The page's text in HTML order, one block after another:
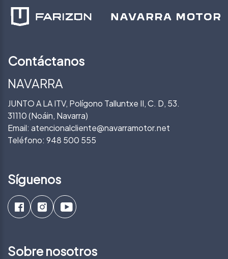
Contáctanos
NAVARRA
JUNTO A LA ITV, Polígono Talluntxe II, C. D, 53.
31110 (Noáin, Navarra)
Email: atencionalcliente@navarramotor.net
Teléfono: 948 500 555
Síguenos
Sobre nosotros